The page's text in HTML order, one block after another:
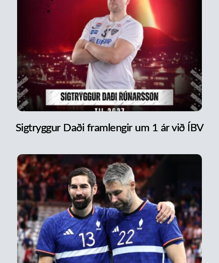
Sigtryggur Daði framlengir um 1 ár við ÍBV